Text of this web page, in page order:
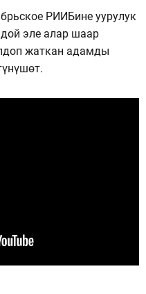
РИИБине уурулук
эле алар шаар
жаткан адамды